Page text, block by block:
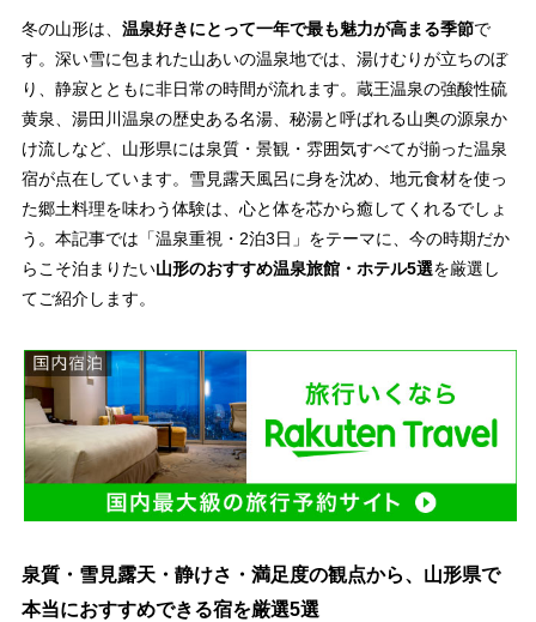
冬の山形は、 温泉好きにとって一年で最も魅力が高まる季節で
す。深い雪に包まれた山あいの温泉地では、湯けむりが立ちのぼ
り、静寂とともに非日常の時間が流れます。蔵王温泉の強酸性硫
黄泉、湯田川温泉の歴史ある名湯、秘湯と呼ばれる山奥の源泉か
け流しなど、山形県には泉質・景観・雰囲気すべてが揃った温泉
宿が点在しています。雪見露天風呂に身を沈め、地元食材を使っ
た郷土料理を味わう体験は、心と体を芯から癒してくれるでしょ
う。本記事では「温泉重視・2泊3日」をテーマに、今の時期だか
らこそ泊まりたい山形のおすすめ温泉旅館・ホテル5選を厳選し
てご紹介します。
泉質・雪見露天・静けさ・満足度の観点から、 山形県で
本当におすすめできる宿を厳選5選